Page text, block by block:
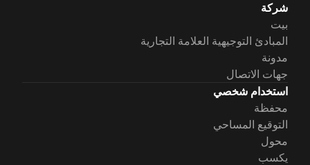
شركة
بيت
المبادئ التوجيهية العلامة التجارية
مدونة
جهات الاتصال
استخدام شخصي
محفظة
التوقيع المساحي
محول
يكسب